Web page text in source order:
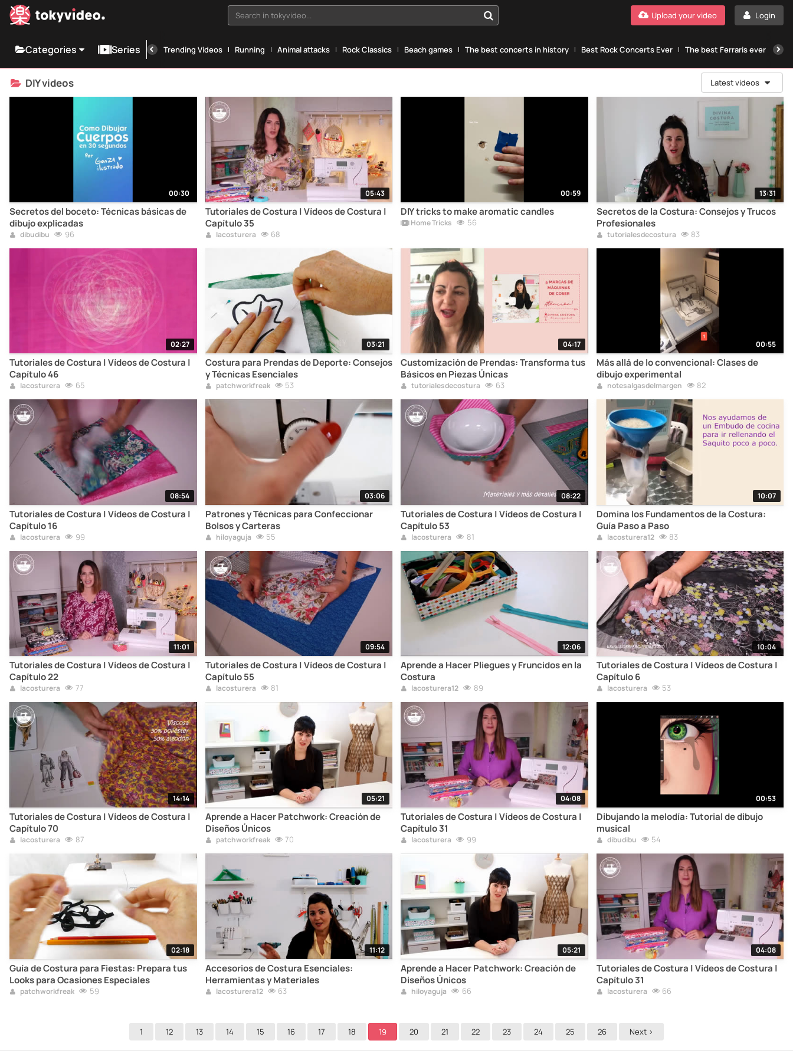
Search in tokyvideo... Login
Upload your video
Categories Series Trending Videos Running Animal attacks Rock Classics Beach games The best concerts in history Best Rock Concerts Ever The best Ferraris ever
DIY videos Latest videos
00:30
Secretos del boceto: Técnicas básicas de
dibujo explicadas
dibudibu 96
05:43
Tutoriales de Costura | Vídeos de Costura |
Capítulo 35
lacosturera 68
00:59
DIY tricks to make aromatic candles
Home Tricks 56
13:31
Secretos de la Costura: Consejos y Trucos
Profesionales
tutorialesdecostura 83
02:27
Tutoriales de Costura | Vídeos de Costura |
Capítulo 46
lacosturera 65
03:21
Costura para Prendas de Deporte: Consejos
y Técnicas Esenciales
patchworkfreak 53
04:17
Customización de Prendas: Transforma tus
Básicos en Piezas Únicas
tutorialesdecostura 63
00:55
Más allá de lo convencional: Clases de
dibujo experimental
notesalgasdelmargen 82
08:54
Tutoriales de Costura | Vídeos de Costura |
Capítulo 16
lacosturera 99
03:06
Patrones y Técnicas para Confeccionar
Bolsos y Carteras
hiloyaguja 55
08:22
Tutoriales de Costura | Vídeos de Costura |
Capítulo 53
lacosturera 81
10:07
Domina los Fundamentos de la Costura:
Guía Paso a Paso
lacosturera12 83
11:01
Tutoriales de Costura | Vídeos de Costura |
Capítulo 22
lacosturera 77
09:54
Tutoriales de Costura | Vídeos de Costura |
Capítulo 55
lacosturera 81
12:06
Aprende a Hacer Pliegues y Fruncidos en la
Costura
lacosturera12 89
10:04
Tutoriales de Costura | Vídeos de Costura |
Capítulo 6
lacosturera 53
14:14
Tutoriales de Costura | Vídeos de Costura |
Capítulo 70
lacosturera 87
05:21
Aprende a Hacer Patchwork: Creación de
Diseños Únicos
patchworkfreak 70
04:08
Tutoriales de Costura | Vídeos de Costura |
Capítulo 31
lacosturera 99
00:53
Dibujando la melodía: Tutorial de dibujo
musical
dibudibu 54
02:18
Guía de Costura para Fiestas: Prepara tus
Looks para Ocasiones Especiales
patchworkfreak 59
11:12
Accesorios de Costura Esenciales:
Herramientas y Materiales
lacosturera12 63
05:21
Aprende a Hacer Patchwork: Creación de
Diseños Únicos
hiloyaguja 66
04:08
Tutoriales de Costura | Vídeos de Costura |
Capítulo 31
lacosturera 66
1 12 13 14 15 16 17 18 19 20 21 22 23 24 25 26 Next >